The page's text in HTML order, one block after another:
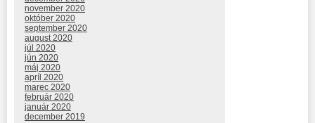
november 2020
október 2020
september 2020
august 2020
júl 2020
jún 2020
máj 2020
apríl 2020
marec 2020
február 2020
január 2020
december 2019